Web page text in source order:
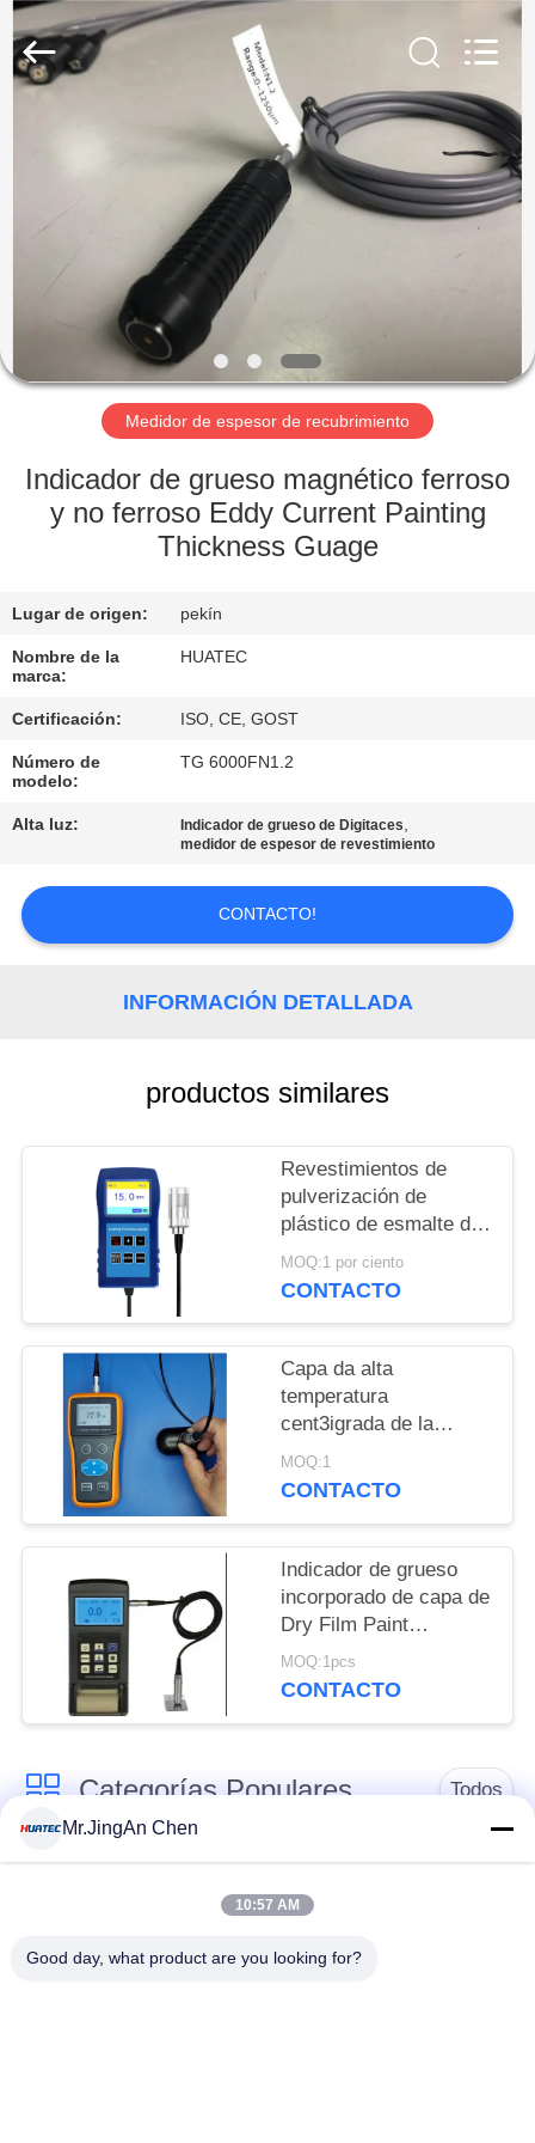
PRODUCTOS
SOBRE
NOSOTROS
VIAJE
LA
FÁBRICA
DE
CALIDAD
EN
CONTACTO
PIDA
PRIVACY
POLICY
2026
HUATEC
GROUP
CORPORATION.
Rights
Medidor de espesor de recubrimiento
Indicador de grueso magnético ferroso
y no ferroso Eddy Current Painting
Thickness Guage
Lugar de origen: pekín
Nombre de la
marca:
HUATEC
Certificación: ISO, CE, GOST
Número de
modelo:
TG 6000FN1.2
Alta luz: Indicador de grueso de Digitaces,
medidor de espesor de revestimiento
CONTACTO!
INFORMACIÓN DETALLADA
productos similares
Revestimientos de
pulverización de
plástico de esmalte de
13 mm Anticorrosión
Revestimiento a
6008
MOQ:1 por ciento
CONTACTO
Capa da alta
temperatura
cent3igrada de la
pintura de la capa del
espray del indicador de
MOQ:1
CONTACTO
Indicador de grueso
incorporado de capa de
Dry Film Paint
Elcometer de la
impresora Tg110
MOQ:1pcs
CONTACTO
Categorías Populares Todos
Detector de defectos
Medidor de espesor
por ultrasonidos
Medidor de espesor
Mr.JingAn Chen
10:57 AM
Good day, what product are you looking for?